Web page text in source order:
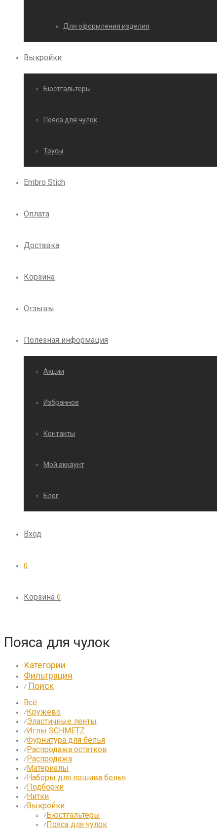
Для оформления изделия
Выкройки
Бюстгальтеры
Пояса для чулок
Трусы
Embro Stich
Оплата
Доставка
Корзина
Отзывы
Полезная информация
Акции
Избранное
Контакты
Мой аккаунт
Блог
Вход
0
Корзина 0
Пояса для чулок
Категории
Фильтрация
⁄ Поиск
Всё
⁄Кружево
⁄Эластичные ленты
⁄Иглы SCHMETZ
⁄Фурнитура для белья
⁄Распродажа остатков
⁄Распродажа
⁄Материалы
⁄Наборы для пошива белья
⁄Подборки
⁄Нитки
⁄Выкройки
⁄Бюстгальтеры
⁄Пояса для чулок